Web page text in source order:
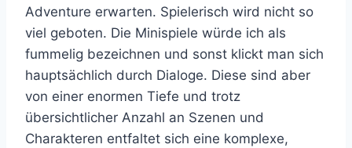
Adventure erwarten. Spielerisch wird nicht so
viel geboten. Die Minispiele würde ich als
fummelig bezeichnen und sonst klickt man sich
hauptsächlich durch Dialoge. Diese sind aber
von einer enormen Tiefe und trotz
übersichtlicher Anzahl an Szenen und
Charakteren entfaltet sich eine komplexe,